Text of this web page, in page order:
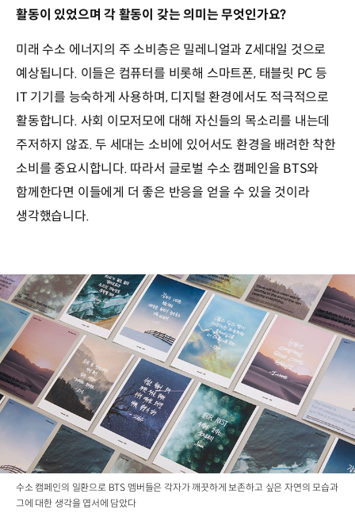
활동이 있었으며 각 활동이 갖는 의미는 무엇인가요?
미래 수소 에너지의 주 소비층은 밀레니얼과 Z세대일 것으로
예상됩니다. 이들은 컴퓨터를 비롯해 스마트폰, 태블릿 PC 등
IT 기기를 능숙하게 사용하며, 디지털 환경에서도 적극적으로
활동합니다. 사회 이모저모에 대해 자신들의 목소리를 내는데
주저하지 않죠. 두 세대는 소비에 있어서도 환경을 배려한 착한
소비를 중요시합니다. 따라서 글로벌 수소 캠페인을 BTS와
함께한다면 이들에게 더 좋은 반응을 얻을 수 있을 것이라
생각했습니다.
수소 캠페인의 일환으로 BTS 멤버들은 각자가 깨끗하게 보존하고 싶은 자연의 모습과
그에 대한 생각을 엽서에 담았다